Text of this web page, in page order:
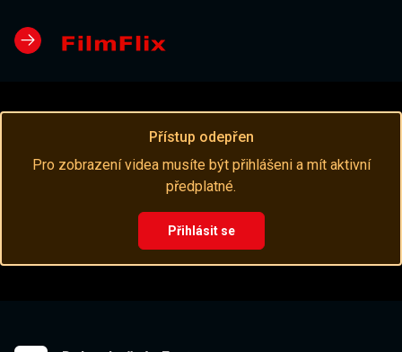
Přístup odepřen
Pro zobrazení videa musíte být přihlášeni a mít aktivní
předplatné.
Přihlásit se